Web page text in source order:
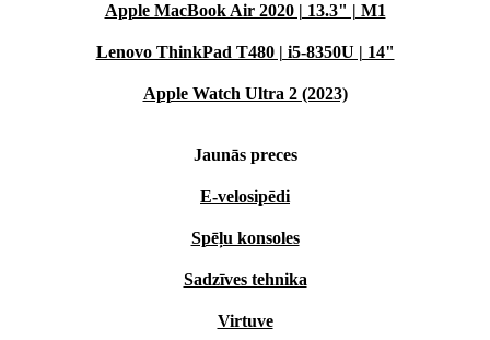
Apple MacBook Air 2020 | 13.3" | M1
Lenovo ThinkPad T480 | i5-8350U | 14"
Apple Watch Ultra 2 (2023)
Jaunās preces
E-velosipēdi
Spēļu konsoles
Sadzīves tehnika
Virtuve